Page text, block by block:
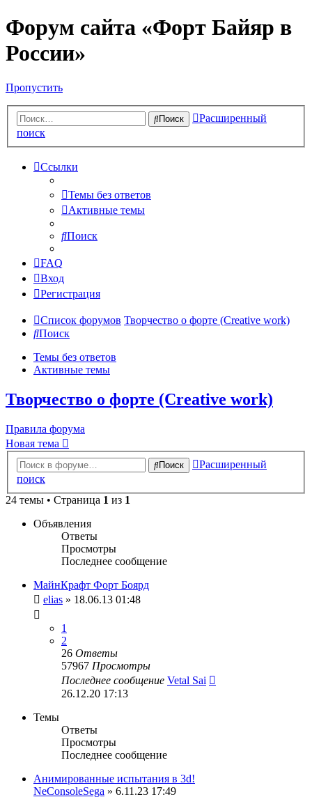
Форум сайта «Форт Байяр в
России»
Пропустить
Поиск
Расширенный
поиск
Ссылки
Темы без ответов
Активные темы
Поиск
FAQ
Вход
Регистрация
Список форумов Творчество о форте (Creative work)
Поиск
Темы без ответов
Активные темы
Творчество о форте (Creative work)
Правила форума
Новая тема
Поиск
Расширенный
поиск
24 темы • Страница 1 из 1
Объявления
Ответы
Просмотры
Последнее сообщение
МайнКрафт Форт Боярд
elias » 18.06.13 01:48
1
2
26 Ответы
57967 Просмотры
Последнее сообщение Vetal Sai
26.12.20 17:13
Темы
Ответы
Просмотры
Последнее сообщение
Анимированные испытания в 3d!
NeConsoleSega » 6.11.23 17:49